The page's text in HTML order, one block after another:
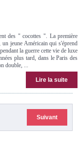
des " cocottes ". La première
un jeune Américain qui s'éprend
la guerre cette vie de luxe
plus tard, dans le Paris des
double, ...
Lire la suite
Suivant